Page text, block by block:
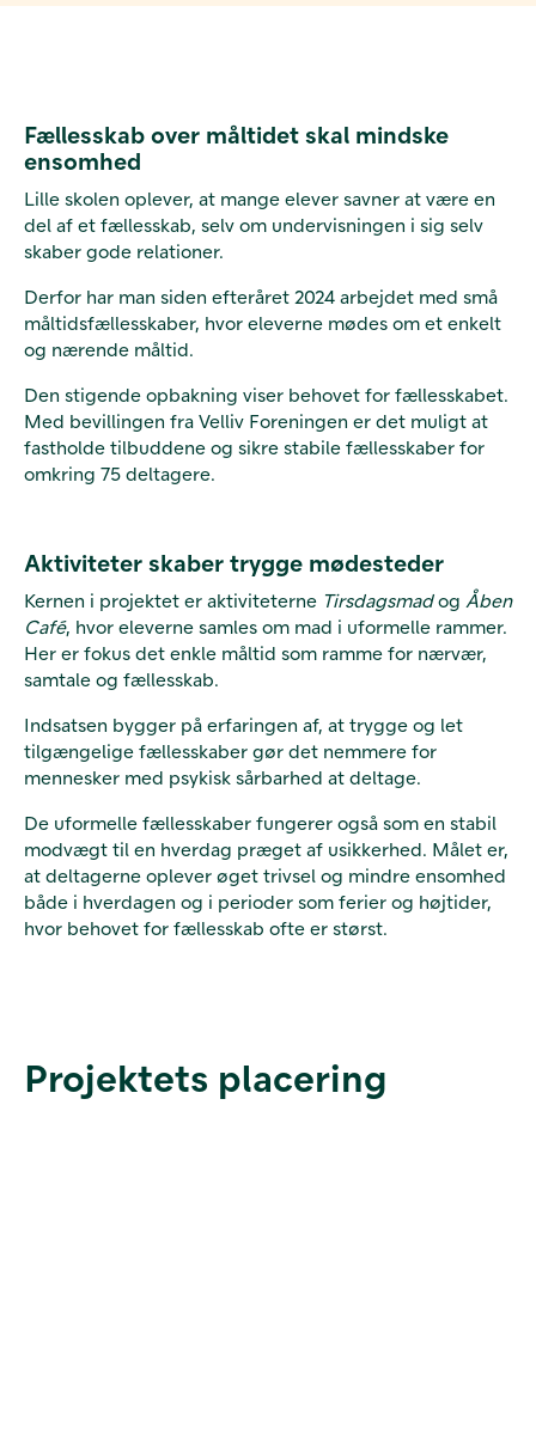
Fællesskab over måltidet skal mindske
ensomhed
Lille skolen oplever, at mange elever savner at være en
del af et fællesskab, selv om undervisningen i sig selv
skaber gode relationer.
Derfor har man siden efteråret 2024 arbejdet med små
måltidsfællesskaber, hvor eleverne mødes om et enkelt
og nærende måltid.
Den stigende opbakning viser behovet for fællesskabet.
Med bevillingen fra Velliv Foreningen er det muligt at
fastholde tilbuddene og sikre stabile fællesskaber for
omkring 75 deltagere.
Aktiviteter skaber trygge mødesteder
Kernen i projektet er aktiviteterne Tirsdagsmadog Åben
Café, hvor eleverne samles om mad i uformelle rammer.
Her er fokus det enkle måltid som ramme for nærvær,
samtale og fællesskab.
Indsatsen bygger på erfaringen af, at trygge og let
tilgængelige fællesskaber gør det nemmere for
mennesker med psykisk sårbarhed at deltage.
De uformelle fællesskaber fungerer også som en stabil
modvægt til en hverdag præget af usikkerhed. Målet er,
at deltagerne oplever øget trivsel og mindre ensomhed
både i hverdagen og i perioder som ferier og højtider,
hvor behovet for fællesskab ofte er størst.
Projektets placering